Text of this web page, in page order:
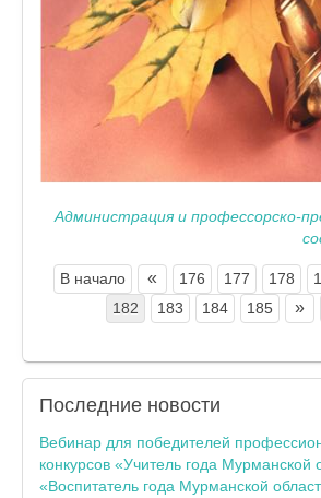
Администрация и профессорско-
В начало « 176 177 178
182
183 184 185 »
Последние новости
Вебинар для победителей
конкурсов «Учитель года Мурманской
«Воспитатель года Мурманской